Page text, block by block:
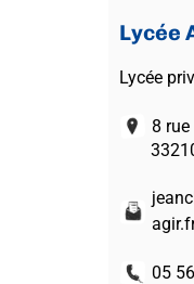
Lycée
Lycée
8
05